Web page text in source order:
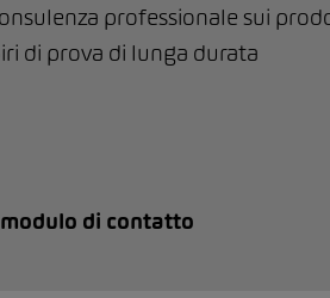
professionale sui
di prova di lunga durata
di contatto